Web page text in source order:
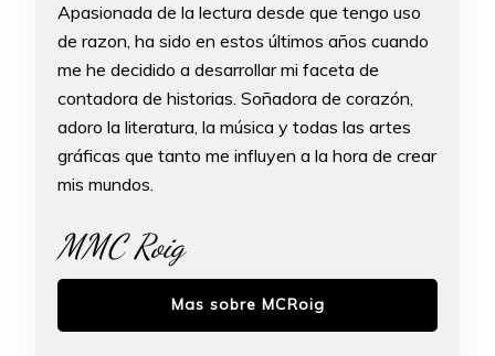
Apasionada de la lectura desde que tengo uso
de razon, ha sido en estos últimos años cuando
me he decidido a desarrollar mi faceta de
contadora de historias. Soñadora de corazón,
adoro la literatura, la música y todas las artes
gráficas que tanto me influyen a la hora de crear
mis mundos.
MMC Roig
Mas sobre MCRoig